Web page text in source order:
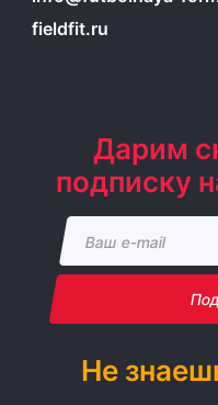
fieldfit.ru
Дарим
подписку
Не